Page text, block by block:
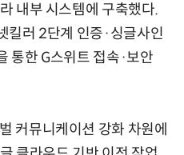
내부 시스템에 구축했다.
킬러 2단계 인증·싱글사인
통한 G스위트 접속·보안
커뮤니케이션 강화 차원에